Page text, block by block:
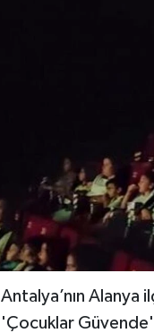
Antalya’nın
'Çocuklar